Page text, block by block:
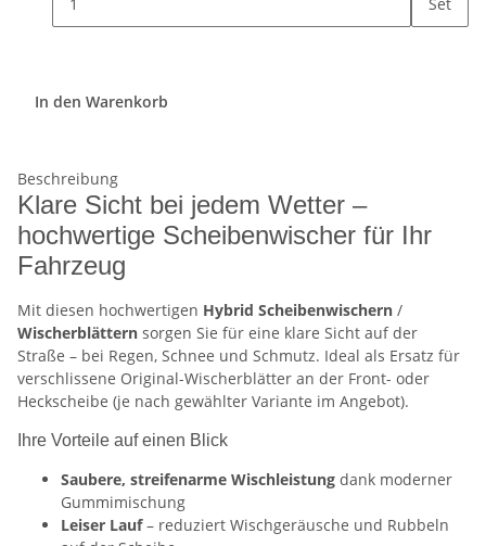
In den Warenkorb
Beschreibung
Klare Sicht bei jedem Wetter –
hochwertige Scheibenwischer für Ihr
Fahrzeug
Mit diesen hochwertigen Hybrid Scheibenwischern /
Wischerblättern sorgen Sie für eine klare Sicht auf der
Straße – bei Regen, Schnee und Schmutz. Ideal als Ersatz für
verschlissene Original-Wischerblätter an der Front- oder
Heckscheibe (je nach gewählter Variante im Angebot).
Ihre Vorteile auf einen Blick
Saubere, streifenarme Wischleistung dank moderner
Gummimischung
Leiser Lauf– reduziert Wischgeräusche und Rubbeln